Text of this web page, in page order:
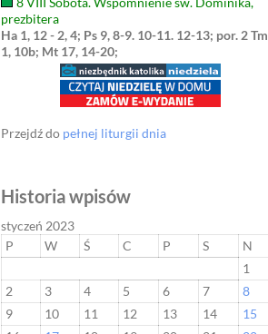
prezbitera
Ha 1, 12 - 2, 4; Ps 9, 8-9. 10-11. 12-13; por. 2 Tm
1, 10b; Mt 17, 14-20;
Przejdź do pełnej liturgii dnia
Historia wpisów
styczeń 2023
P
W Ś C P S
N
1
2
3 4 5 6 7
8
9
10 11 12 13 14
15